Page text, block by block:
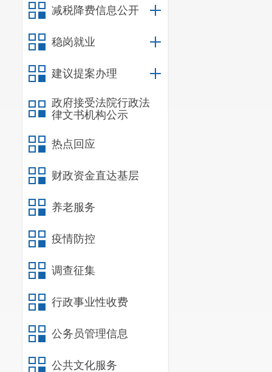
减税降费信息公开
稳岗就业
建议提案办理
政府接受法院行政法
律文书机构公示
热点回应
财政资金直达基层
养老服务
疫情防控
调查征集
行政事业性收费
公务员管理信息
公共文化服务